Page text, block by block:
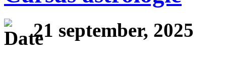
21 september, 2025